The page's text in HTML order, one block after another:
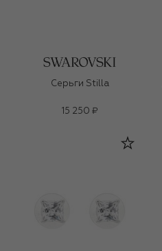
Серьги Stilla
15 250 ₽